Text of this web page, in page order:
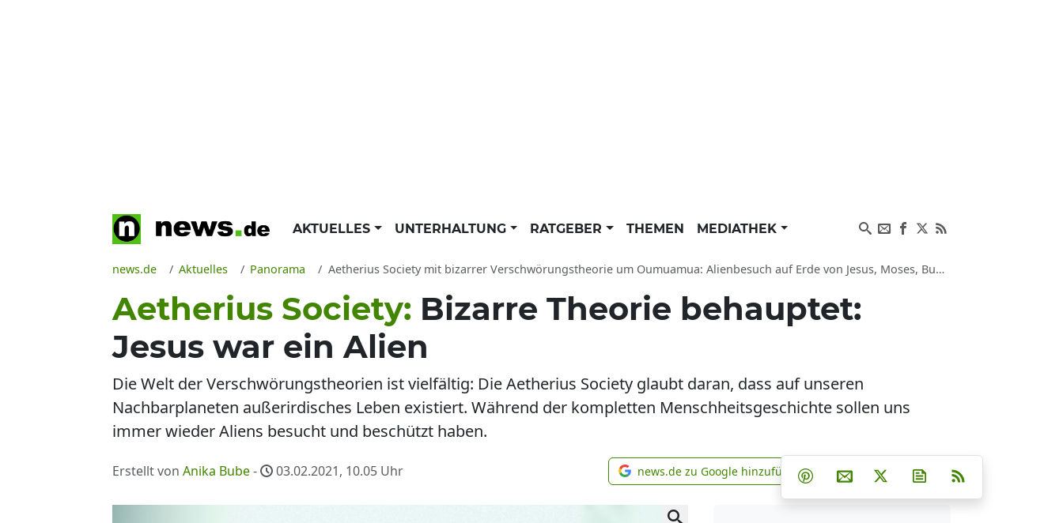
AKTUELLES UNTERHALTUNG RATGEBER THEMEN MEDIATHEK
news.de Aktuelles Panorama Aetherius Society mit bizarrer Verschwörungstheorie um Oumuamua: Alienbesuch auf Erde von Jesus, Moses, Buddha, Krishna
Aetherius Society: Bizarre Theorie behauptet:
Jesus war ein Alien
Die Welt der Verschwörungstheorien ist vielfältig: Die Aetherius Society glaubt daran, dass auf unseren
Nachbarplaneten außerirdisches Leben existiert. Während der kompletten Menschheitsgeschichte sollen uns
immer wieder Aliens besucht und beschützt haben.
Erstellt von Anika Bube- 03.02.2021, 10.05 Uhr news.de zu Google hinzufügen
news.de zu Google hinzufügen Teilen auf Facebook
Teilen auf Whatsapp
Teilen auf Telegram
Teilen auf Pinterest
Per E-Mail teilen
Post auf XNewsletter